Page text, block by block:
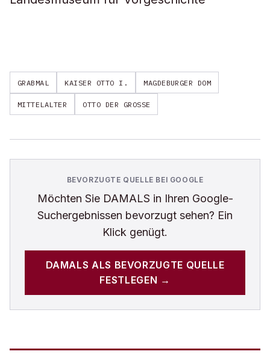
GRABMAL KAISER OTTO I. MAGDEBURGER DOM
MITTELALTER OTTO DER GROSSE
BEVORZUGTE QUELLE BEI GOOGLE
Möchten Sie DAMALS in Ihren Google-
Suchergebnissen bevorzugt sehen? Ein
Klick genügt.
DAMALS ALS BEVORZUGTE QUELLE
FESTLEGEN →